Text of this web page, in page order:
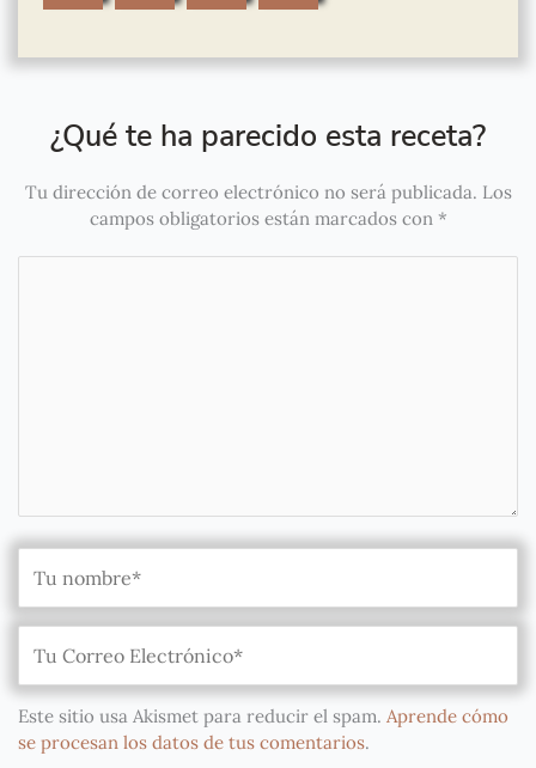
¿Qué te ha parecido esta receta?
Tu dirección de correo electrónico no será publicada. Los
campos obligatorios están marcados con *
Este sitio usa Akismet para reducir el spam. Aprende cómo
se procesan los datos de tus comentarios.